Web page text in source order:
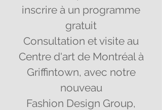
inscrire à un programme
gratuit
Consultation et visite au
Centre d'art de Montréal à
Griffintown, avec notre
nouveau
Fashion Design Group,